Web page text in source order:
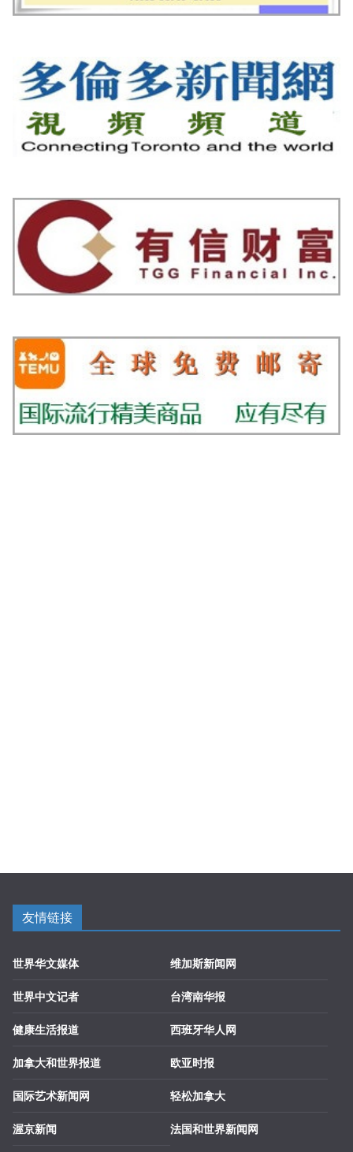
友情链接
世界华文媒体
世界中文记者
健康生活报道
加拿大和世界报道
国际艺术新闻网
渥京新闻
维加斯新闻网
台湾南华报
西班牙华人网
欧亚时报
轻松加拿大
法国和世界新闻网